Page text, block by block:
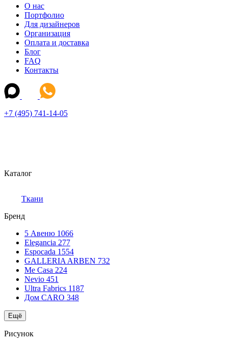
О нас
Портфолио
Для дизайнеров
Организация
Оплата и доставка
Блог
FAQ
Контакты
+7 (495) 741-14-05
Каталог
Ткани
Бренд
5 Авеню 1066
Elegancia 277
Espocada 1554
GALLERIA ARBEN 732
Me Casa 224
Nevio 451
Ultra Fabrics 1187
Дом CARO 348
Ещё
Рисунок